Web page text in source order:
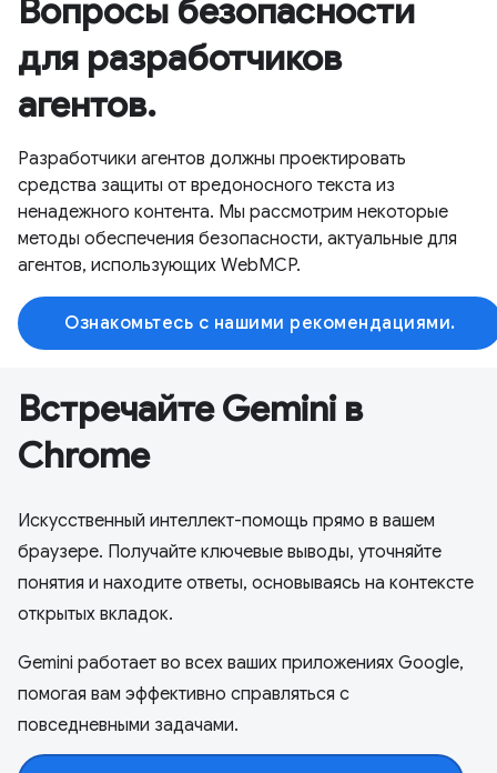
Вопросы безопасности
для разработчиков
агентов.
Разработчики агентов должны проектировать
средства защиты от вредоносного текста из
ненадежного контента. Мы рассмотрим некоторые
методы обеспечения безопасности, актуальные для
агентов, использующих WebMCP.
Ознакомьтесь с нашими рекомендациями.
Встречайте Gemini в
Chrome
Искусственный интеллект-помощь прямо в вашем
браузере. Получайте ключевые выводы, уточняйте
понятия и находите ответы, основываясь на контексте
открытых вкладок.
Gemini работает во всех ваших приложениях Google,
помогая вам эффективно справляться с
повседневными задачами.